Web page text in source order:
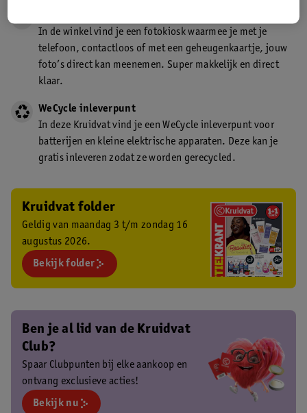
In de winkel vind je een fotokiosk waarmee je met je
telefoon, contactloos of met een geheugenkaartje, jouw
foto’s direct kan meenemen. Super makkelijk en direct
klaar.
WeCycle inleverpunt
In deze Kruidvat vind je een WeCycle inleverpunt voor
batterijen en kleine elektrische apparaten. Deze kan je
gratis inleveren zodat ze worden gerecycled.
Kruidvat folder
Geldig van maandag 3 t/m zondag 16
augustus 2026.
Bekijk folder
Ben je al lid van de Kruidvat
Club?
Spaar Clubpunten bij elke aankoop en
ontvang exclusieve acties!
Bekijk nu